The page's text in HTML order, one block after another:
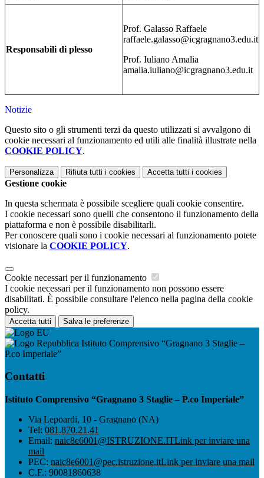
Responsabili di plesso
Prof. Galasso Raffaele
raffaele.galasso@icgragnano3.edu.it
Prof. Iuliano Amalia
amalia.iuliano@icgragnano3.edu.it
Notizie
Questo sito o gli strumenti terzi da questo utilizzati si avvalgono di
cookie necessari al funzionamento ed utili alle finalità illustrate nella
COOKIE POLICY.
Personalizza Rifiuta tutti i cookies Accetta tutti i cookies
Gestione cookie
In questa schermata è possibile scegliere quali cookie consentire.
I cookie necessari sono quelli che consentono il funzionamento della
piattaforma e non è possibile disabilitarli.
Per conoscere quali sono i cookie necessari al funzionamento potete
visionare la COOKIE POLICY.
Cookie necessari per il funzionamento
I cookie necessari per il funzionamento non possono essere
disabilitati. È possibile consultare l'elenco nella pagina della cookie
policy.
Accetta tutti Salva le preferenze
Istituto Comprensivo “Gragnano 3 Staglie –
P.co Imperiale”
Contatti
Istituto Comprensivo “Gragnano 3 Staglie – P.co Imperiale”
Via Lepoardi, 10 - Gragnano (NA)
Tel: 081.870.21.41
Email: naic8e6001@ISTRUZIONE.ITLink per inviare una
mail
PEC: naic8e6001@pec.istruzione.itLink per inviare una mail
C.F.: 90081860638